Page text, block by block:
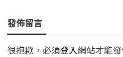
發佈留言
很抱歉，必須登入網站才能發